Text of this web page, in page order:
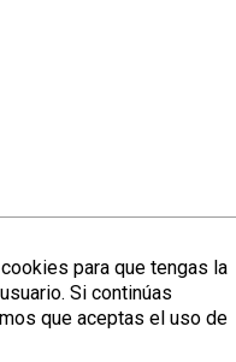
para que tengas la
Si continúas
que aceptas el uso de